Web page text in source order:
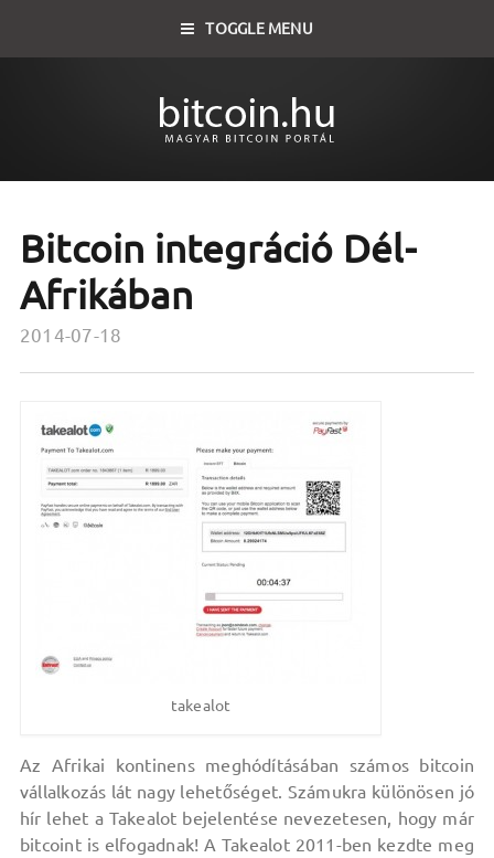
TOGGLE MENU
Bitcoin integráció Dél-
Afrikában
2014-07-18
takealot
Az Afrikai kontinens meghódításában számos bitcoin
vállalkozás lát nagy lehetőséget. Számukra különösen jó
hír lehet a Takealot bejelentése nevezetesen, hogy már
bitcoint is elfogadnak! A Takealot 2011-ben kezdte meg